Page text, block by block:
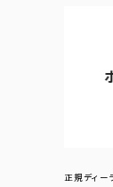
正規ディ